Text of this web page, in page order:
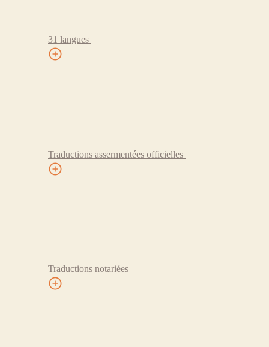
31 langues
Traductions assermentées officielles
Traductions notariées